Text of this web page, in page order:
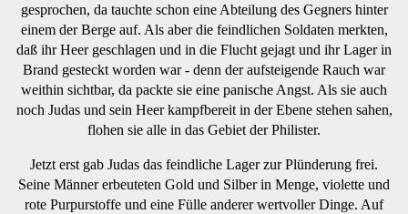
gesprochen, da tauchte schon eine Abteilung des Gegners hinter
einem der Berge auf. Als aber die feindlichen Soldaten merkten,
daß ihr Heer geschlagen und in die Flucht gejagt und ihr Lager in
Brand gesteckt worden war - denn der aufsteigende Rauch war
weithin sichtbar, da packte sie eine panische Angst. Als sie auch
noch Judas und sein Heer kampfbereit in der Ebene stehen sahen,
flohen sie alle in das Gebiet der Philister.
Jetzt erst gab Judas das feindliche Lager zur Plünderung frei.
Seine Männer erbeuteten Gold und Silber in Menge, violette und
rote Purpurstoffe und eine Fülle anderer wertvoller Dinge. Auf